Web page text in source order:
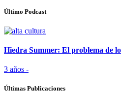
Último Podcast
Hiedra Summer: El problema de
3 años -
Últimas Publicaciones